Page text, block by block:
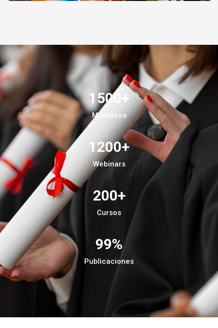
Miembros
1500 +
Webinars
1200+
Cursos
200+
Publicaciones
99%